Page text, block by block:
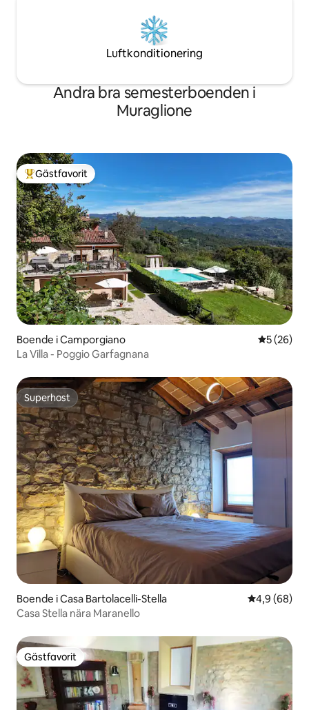
Luftkonditionering
Andra bra semesterboenden i
Muraglione
Populär gästfavorit
Gästfavorit
Boende i Camporgiano 5 av 5 i
5 (26)
La Villa - Poggio Garfagnana
Superhost
Superhost
Boende i Casa Bartolacelli-Stella 4,9 av 5 i
4,9 (68)
Casa Stella nära Maranello
Gästfavorit
Gästfavorit